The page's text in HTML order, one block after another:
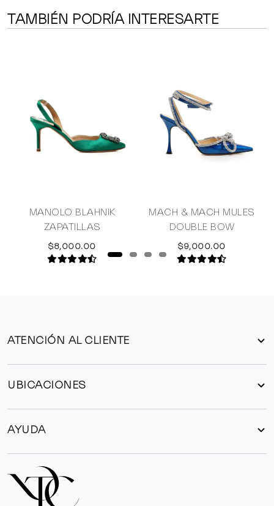
TAMBIÉN PODRÍA INTERESARTE
MANOLO BLAHNIK
ZAPATILLAS
$8,000.00
MACH & MACH MULES
DOUBLE BOW
$9,000.00
ATENCIÓN AL CLIENTE
UBICACIONES
AYUDA